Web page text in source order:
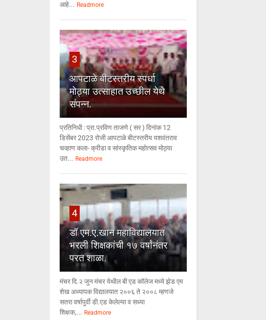
आहे... Readmore
3
आपटाळे बीटस्तरीय स्पर्धा
मोठ्या उत्साहात उच्छील येथे
संपन्न.
प्रतिनिधी : प्रा.प्रविण ताजणे ( सर ) दिनांक 12
डिसेंबर 2023 रोजी आपटाळे बीटस्तरीय यशवंतराव
चव्हाण कला- क्रीडा व सांस्कृतिक महोत्सव मोठ्या
उत... Readmore
4
डॉ एम.ए.खान महाविद्यालयात
भरली शिक्षकांची १७ वर्षांनंतर
परत शाळा.
मंचर दि.२ जुन मंचर येथील बी एड कॉलेज मध्ये झेड एम
शेख अध्यापक विद्यालयात २००६ ते २००८ म्हणजे
सतरा वर्षापुर्वी डी.एड केलेल्या व सध्या
शिक्षक,... Readmore